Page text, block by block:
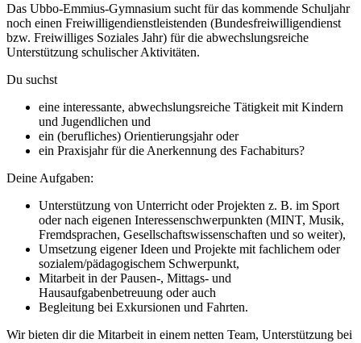
Das Ubbo-Emmius-Gymnasium sucht für das kommende Schuljahr
noch einen Freiwilligendienstleistenden (Bundesfreiwilligendienst
bzw. Freiwilliges Soziales Jahr) für die abwechslungsreiche
Unterstützung schulischer Aktivitäten.
Du suchst
eine interessante, abwechslungsreiche Tätigkeit mit Kindern
und Jugendlichen und
ein (berufliches) Orientierungsjahr oder
ein Praxisjahr für die Anerkennung des Fachabiturs?
Deine Aufgaben:
Unterstützung von Unterricht oder Projekten z. B. im Sport
oder nach eigenen Interessenschwerpunkten (MINT, Musik,
Fremdsprachen, Gesellschaftswissenschaften und so weiter),
Umsetzung eigener Ideen und Projekte mit fachlichem oder
sozialem/pädagogischem Schwerpunkt,
Mitarbeit in der Pausen-, Mittags- und
Hausaufgabenbetreuung oder auch
Begleitung bei Exkursionen und Fahrten.
Wir bieten dir die Mitarbeit in einem netten Team, Unterstützung bei